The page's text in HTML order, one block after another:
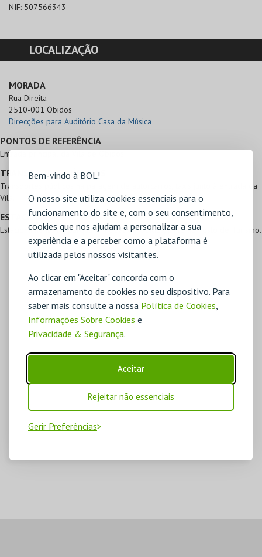
Bem-vindo à BOL!
O nosso site utiliza cookies essenciais para o
funcionamento do site e, com o seu consentimento,
cookies que nos ajudam a personalizar a sua
experiência e a perceber como a plataforma é
utilizada pelos nossos visitantes.
Ao clicar em "Aceitar" concorda com o
armazenamento de cookies no seu dispositivo. Para
saber mais consulte a nossa Política de Cookies,
Informações Sobre Cookies e
Privacidade & Segurança.
Aceitar
Rejeitar não essenciais
Gerir Preferências
NIF: 507566343
LOCALIZAÇÃO
MORADA
Rua Direita
2510-001 Óbidos
Direcções para Auditório Casa da Música
PONTOS DE REFERÊNCIA
Entrada principal da Vila de Óbidos.
TRANSPORTES PÚBLICOS
Transportes públicos na paragem de autorcarros, táxis junto à entrada da
Vila.
ESTACIONAMENTO
Estacionamento no parque principal de Óbidos, junto ao Posto de Turismo.